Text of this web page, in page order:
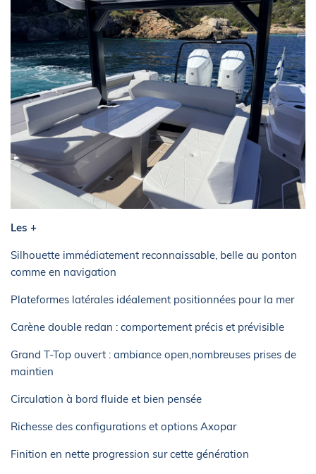
Les +
Silhouette immédiatement reconnaissable, belle au ponton
comme en navigation
Plateformes latérales idéalement positionnées pour la mer
Carène double redan : comportement précis et prévisible
Grand T-Top ouvert : ambiance open,nombreuses prises de
maintien
Circulation à bord fluide et bien pensée
Richesse des configurations et options Axopar
Finition en nette progression sur cette génération